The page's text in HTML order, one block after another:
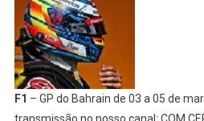
F1 – GP do Bahrain de 03 a 05 de
transmissão no nosso canal: COM